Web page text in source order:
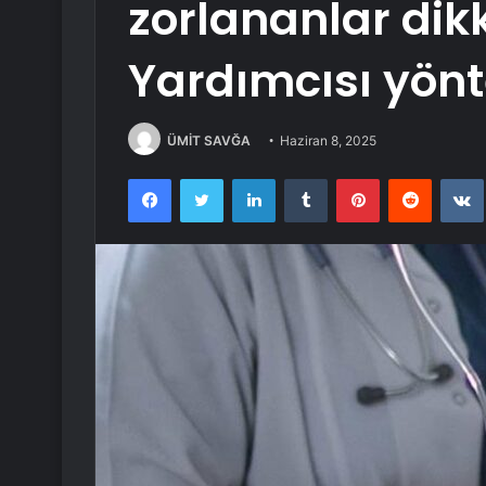
zorlananlar
Yardımcısı
ÜMİT SAVĞA Haziran 8, 2025
FacebookTwitter LinkedInTumblr PinterestReddit